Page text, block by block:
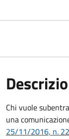
Chi vuole
una
25/11/2016, n.